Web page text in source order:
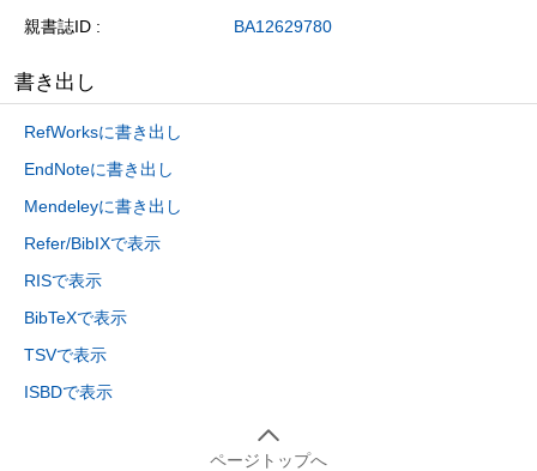
親書誌ID BA12629780
書き出し
RefWorksに書き出し
EndNoteに書き出し
Mendeleyに書き出し
Refer/BibIXで表示
RISで表示
BibTeXで表示
TSVで表示
ISBDで表示
ページトップへ